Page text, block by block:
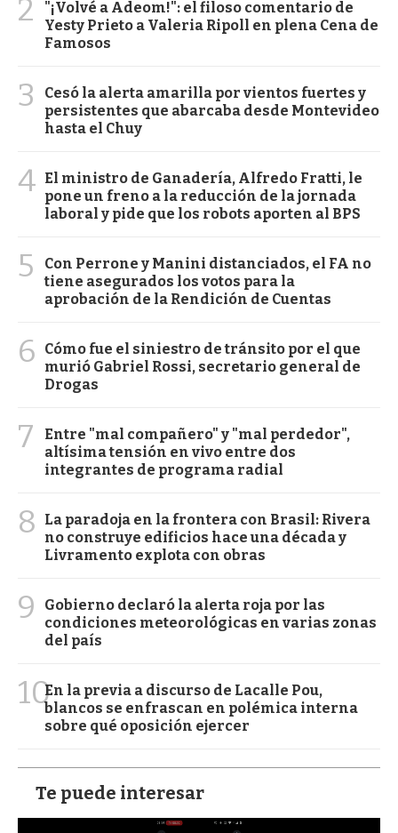
2
"¡Volvé a Adeom!": el filoso comentario de
Yesty Prieto a Valeria Ripoll en plena Cena de
Famosos
3
Cesó la alerta amarilla por vientos fuertes y
persistentes que abarcaba desde Montevideo
hasta el Chuy
4 El ministro de Ganadería, Alfredo Fratti, le
pone un freno a la reducción de la jornada
laboral y pide que los robots aporten al BPS
5
Con Perrone y Manini distanciados, el FA no
tiene asegurados los votos para la
aprobación de la Rendición de Cuentas
6
Cómo fue el siniestro de tránsito por el que
murió Gabriel Rossi, secretario general de
Drogas
7
Entre "mal compañero" y "mal perdedor",
altísima tensión en vivo entre dos
integrantes de programa radial
8
La paradoja en la frontera con Brasil: Rivera
no construye edificios hace una década y
Livramento explota con obras
9
Gobierno declaró la alerta roja por las
condiciones meteorológicas en varias zonas
del país
10En la previa a discurso de Lacalle Pou,
blancos se enfrascan en polémica interna
sobre qué oposición ejercer
Te puede interesar